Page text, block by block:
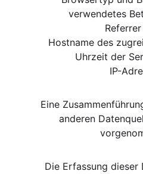
verwendetes
Referrer
Hostname des
Uhrzeit der
IP-
Eine
anderen
Die Erfassung